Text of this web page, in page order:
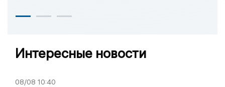
Интересные новости
08/08 10:40